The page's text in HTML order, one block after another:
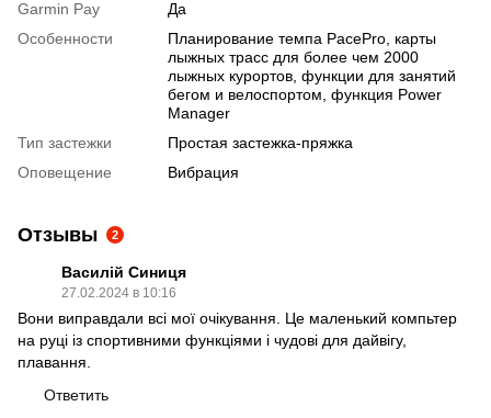
Garmin Pay
Да
Особенности
Планирование темпа PacePro, карты
лыжных трасс для более чем 2000
лыжных курортов, функции для занятий
бегом и велоспортом, функция Power
Manager
Тип застежки
Простая застежка-пряжка
Оповещение
Вибрация
Отзывы 2
Василій Синиця
27.02.2024 в 10:16
Вони виправдали всі мої очікування. Це маленький компьтер
на руці із спортивними функціями і чудові для дайвігу,
плавання.
Ответить